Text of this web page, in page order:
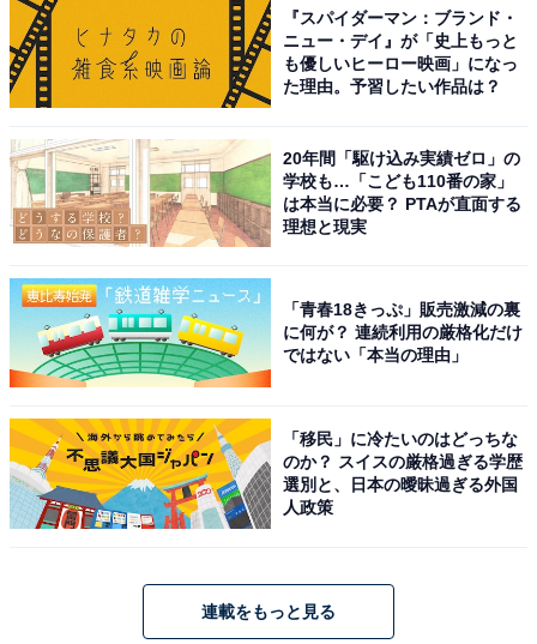
『スパイダーマン：ブランド・
ニュー・デイ』が「史上もっと
も優しいヒーロー映画」になっ
た理由。予習したい作品は？
20年間「駆け込み実績ゼロ」の
学校も…「こども110番の家」
は本当に必要？ PTAが直面する
理想と現実
「青春18きっぷ」販売激減の裏
に何が？ 連続利用の厳格化だけ
ではない「本当の理由」
「移民」に冷たいのはどっちな
のか？ スイスの厳格過ぎる学歴
選別と、日本の曖昧過ぎる外国
人政策
連載をもっと見る